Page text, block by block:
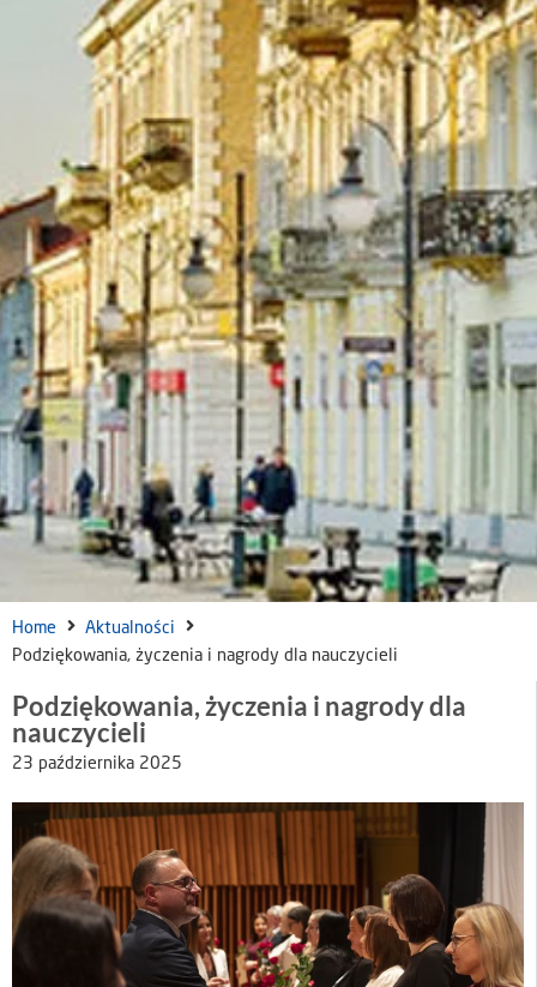
Home
Aktualności
Podziękowania, życzenia i nagrody dla nauczycieli
Podziękowania, życzenia i nagrody dla
nauczycieli
23 października 2025